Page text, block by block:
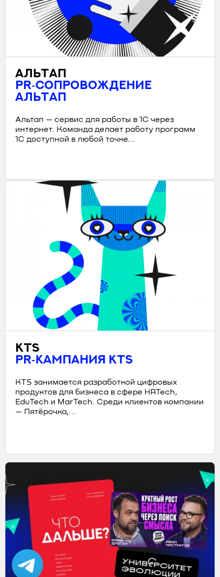
АЛЬТАП
PR‑СОПРОВОЖДЕНИЕ
АЛЬТАП
Альтап — сервис для работы в 1С через
интернет. Команда делает работу программ
1С доступной в любой точке...
KTS
PR‑КАМПАНИЯ KTS
KTS занимается разработкой цифровых
продуктов для бизнеса в сфере HRTech,
EduTech и MarTech. Среди клиентов компании
— Пятёрочка,...